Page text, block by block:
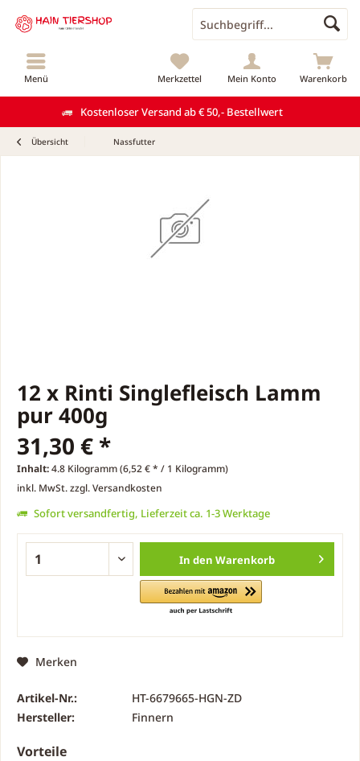
Kostenloser Versand ab € 50,- Bestellwert
Menü Warenkorb
Merkzettel Mein Konto
Übersicht Nassfutter
12 x Rinti Singlefleisch Lamm
pur 400g
31,30 € *
Inhalt:4.8 Kilogramm (6,52 € * / 1 Kilogramm)
inkl. MwSt.zzgl. Versandkosten
Sofort versandfertig, Lieferzeit ca. 1-3 Werktage
In den Warenkorb
Merken
Artikel-Nr.:
HT-6679665-HGN-ZD
Hersteller:
Finnern
Vorteile